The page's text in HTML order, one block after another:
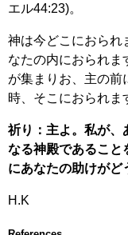
エル44:23)。
神は今どこにおられ
なたの内におられま
が集まりお、主の前
時、そこにおられま
祈り：主よ。私が、
なる神殿であること
にあなたの助けがど
H.K